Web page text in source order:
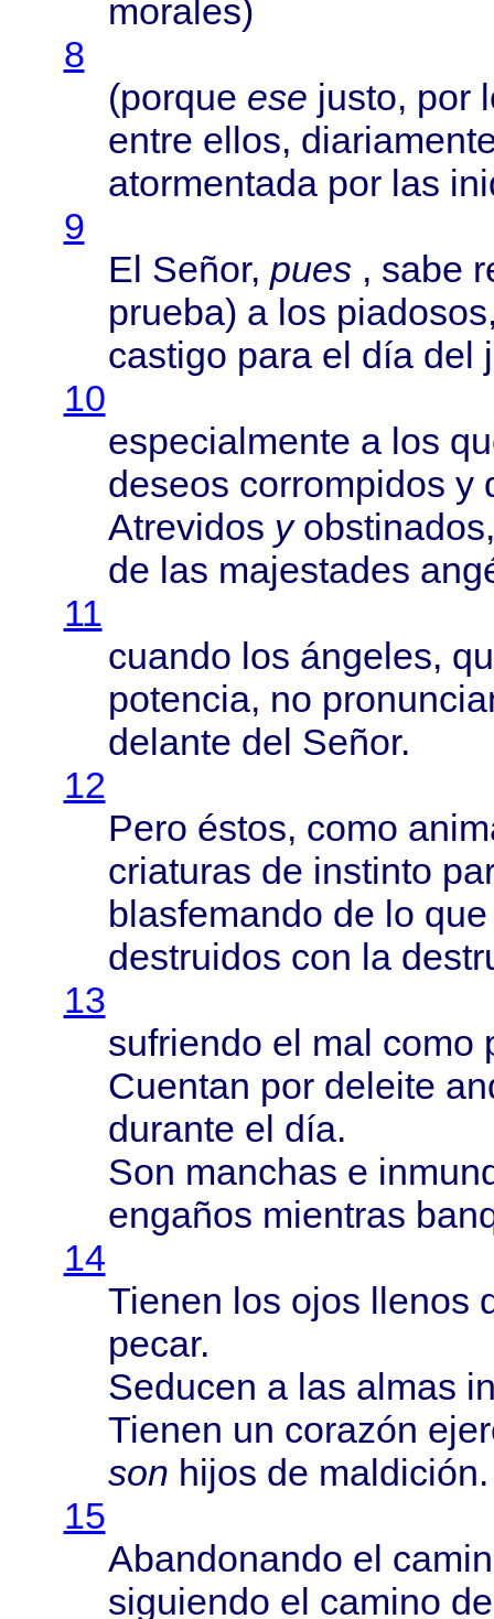
morales)
8
(porque ese justo, por
entre ellos,
atormentadapor las
9
El Señor, pues, sabe
prueba) a los piadosos
castigo parael díadel
10
especialmente a los
deseos corrompidos y
Atrevidos y obstinados
de las majestades
11
cuando los ángeles,
potencia, no
delante del Señor.
12
Pero éstos, como
criaturas de instinto
blasfemando de lo
destruidos con la
13
sufriendo el mal como
Cuentan por deleite
durante el día.
Son manchas e
engaños mientras
14
Tienen los ojos llenos
pecar.
Seducen a las almas
Tienen un corazón
son hijos de maldición.
15
Abandonando el
siguiendo el camino